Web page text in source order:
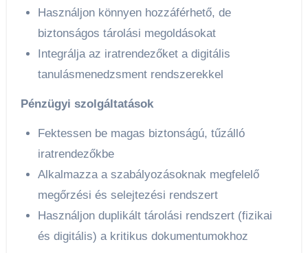
Használjon könnyen hozzáférhető, de
biztonságos tárolási megoldásokat
Integrálja az iratrendezőket a digitális
tanulásmenedzsment rendszerekkel
Pénzügyi szolgáltatások
Fektessen be magas biztonságú, tűzálló
iratrendezőkbe
Alkalmazza a szabályozásoknak megfelelő
megőrzési és selejtezési rendszert
Használjon duplikált tárolási rendszert (fizikai
és digitális) a kritikus dokumentumokhoz